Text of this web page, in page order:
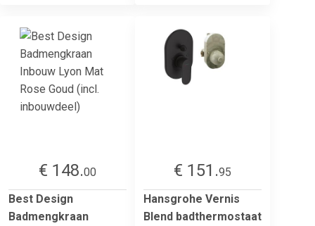
€ 148.00
Best Design
Badmengkraan
€ 151.95
Hansgrohe Vernis
Blend badthermostaat